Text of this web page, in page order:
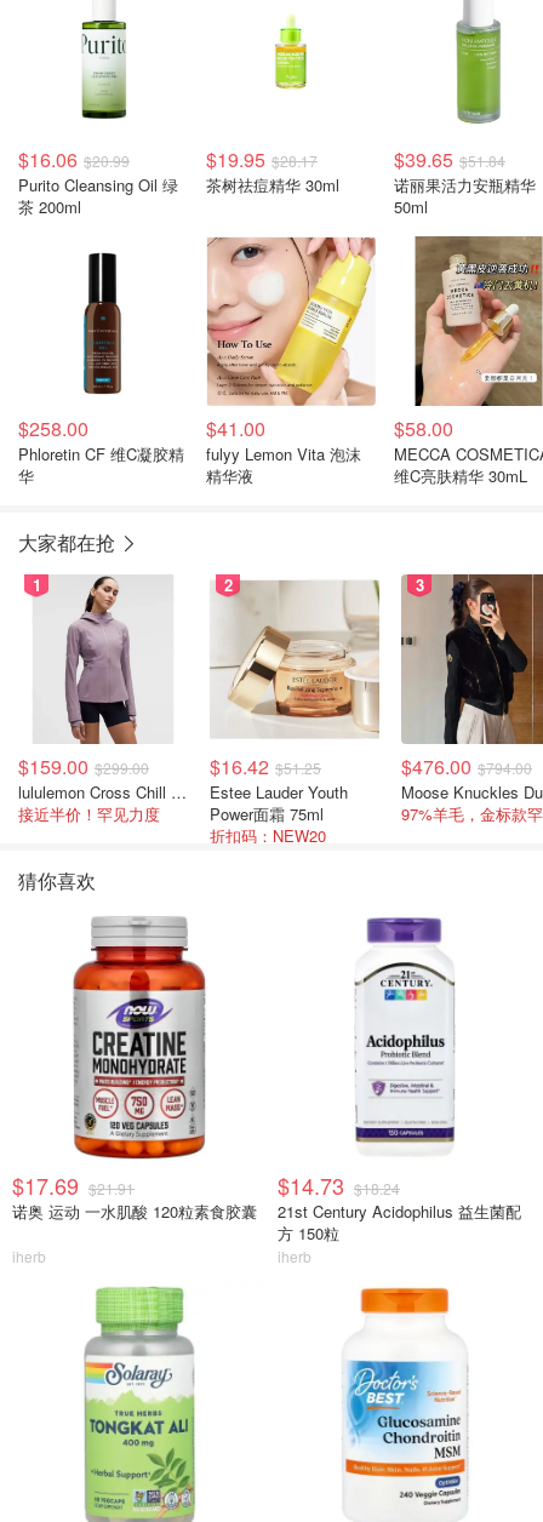
$16.06 $20.99
Purito Cleansing Oil 绿
茶 200ml
$19.95 $28.17
茶树祛痘精华 30ml
$39.65 $51.84
诺丽果活力安瓶精华
50ml
$258.00
Phloretin CF 维C凝胶精
华
$41.00
fulyy Lemon Vita 泡沫
精华液
$58.00
MECCA
维C亮肤精华 30mL
大家都在抢
1
$159.00 $299.00
lululemon Cross Chill 女士运动外套
接近半价！罕见力度
2
$16.42 $51.25
Estee Lauder Youth
Power面霜 75ml
折扣码：NEW20
3
$476.00 $794.00
猜你喜欢
$17.69 $21.91
诺奥 运动 一水肌酸 120粒素食胶囊
iherb
$14.73 $18.24
21st Century Acidophilus 益生菌配
方 150粒
iherb